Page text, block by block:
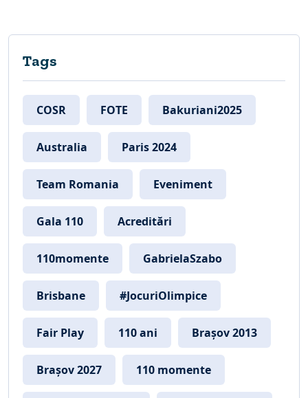
Tags
COSR FOTE Bakuriani2025
Australia Paris 2024
Team Romania Eveniment
Gala 110 Acreditări
110momente GabrielaSzabo
Brisbane #JocuriOlimpice
Fair Play 110 ani Brașov 2013
Brașov 2027 110 momente